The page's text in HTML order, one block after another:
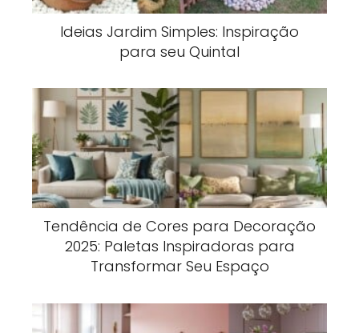
Ideias Jardim Simples: Inspiração
para seu Quintal
Tendência de Cores para Decoração
2025: Paletas Inspiradoras para
Transformar Seu Espaço